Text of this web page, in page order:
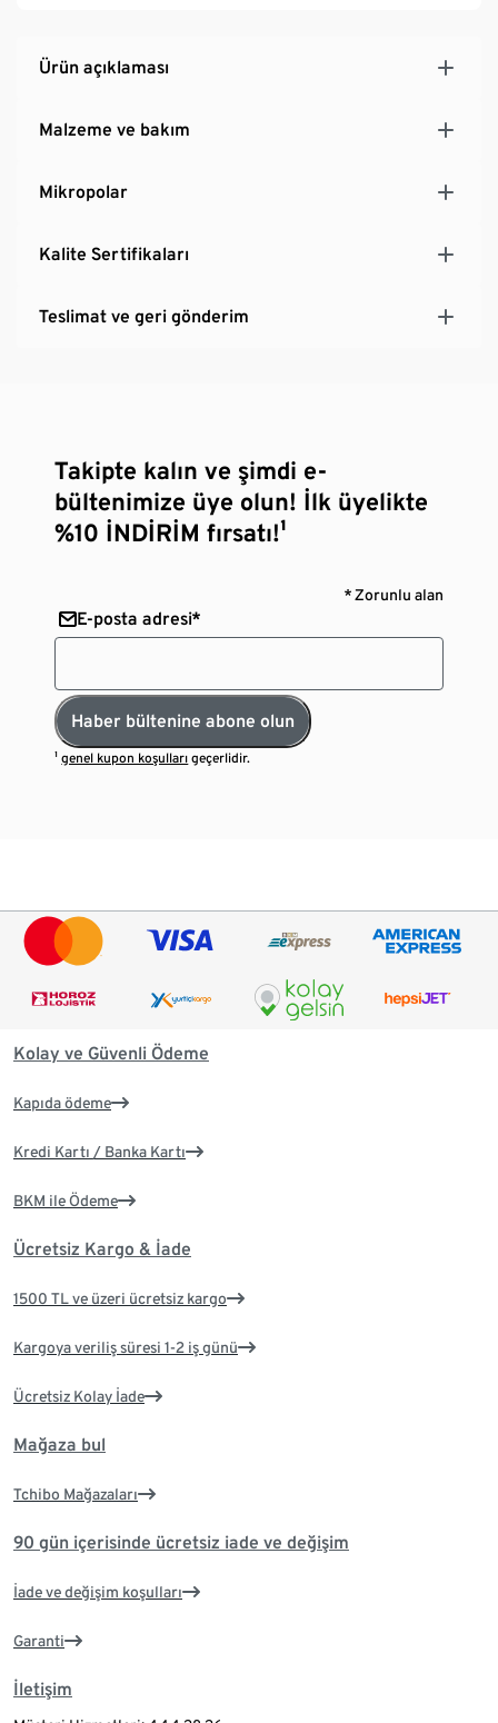
Ürün açıklaması
Malzeme ve bakım
Mikropolar
Kalite Sertifikaları
Teslimat ve geri gönderim
Takipte kalın ve şimdi e-
bültenimize üye olun! İlk üyelikte
%10 İNDİRİM fırsatı!¹
* Zorunlu alan
E-posta adresi*
Haber bültenine abone olun
¹genel kupon koşulları geçerlidir.
Kolay ve Güvenli Ödeme
Kapıda ödeme
Kredi Kartı / Banka Kartı
BKM ile Ödeme
Ücretsiz Kargo & İade
1500 TL ve üzeri ücretsiz kargo
Kargoya veriliş süresi 1-2 iş günü
Ücretsiz Kolay İade
Mağaza bul
Tchibo Mağazaları
90 gün içerisinde ücretsiz iade ve değişim
İade ve değişim koşulları
Garanti
İletişim